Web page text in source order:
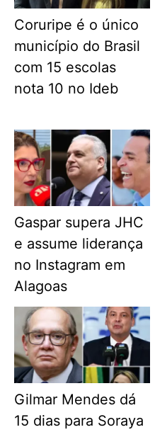
Coruripe é o único
município do Brasil
com 15 escolas
nota 10 no Ideb
Gaspar supera JHC
e assume liderança
no Instagram em
Alagoas
Gilmar Mendes dá
15 dias para Soraya